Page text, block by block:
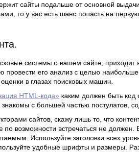
сайты подальше от основной
то у вас есть шанс попасть на
системы о вашем сайте,
его анализ с целью
в глазах поисковых машин.
HTML-кода» каким должен быть
с большей частью постулатов,
сайтов, скажу лишь то, что
по возможности встречаться не
Используйте заголовки всех
удобные шрифты и размеры.